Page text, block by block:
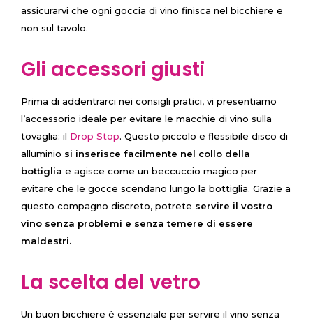
assicurarvi che ogni goccia di vino finisca nel bicchiere e
non sul tavolo.
Gli accessori giusti
Prima di addentrarci nei consigli pratici, vi presentiamo
l’accessorio ideale per evitare le macchie di vino sulla
tovaglia: il Drop Stop. Questo piccolo e flessibile disco di
alluminio si inserisce facilmente nel collo della
bottiglia e agisce come un beccuccio magico per
evitare che le gocce scendano lungo la bottiglia. Grazie a
questo compagno discreto, potrete servire il vostro
vino senza problemi e senza temere di essere
maldestri.
La scelta del vetro
Un buon bicchiere è essenziale per servire il vino senza